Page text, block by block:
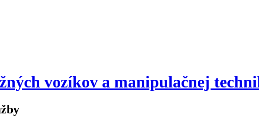
vozíkov a manipulačnej